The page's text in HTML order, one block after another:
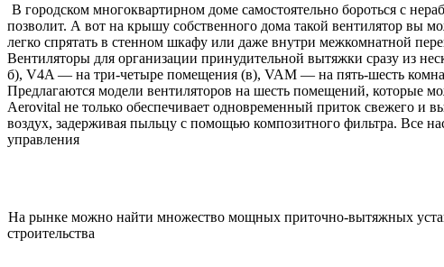
В городском многоквартирном доме самостоятельно бороться с
позволит. А вот на крышу собственного дома такой вентилятор вы
легко спрятать в стенном шкафу или даже внутри межкомнатной
Вентиляторы для организации принудительной вытяжки сразу из
б), V4A — на три-четыре помещения (в), VAM — на пять-шесть
Предлагаются модели вентиляторов на шесть помещений, которые
Aerovital не только обеспечивает одновременный приток свежего и
воздух, задерживая пыльцу с помощью композитного фильтра. Все
управления
На рынке можно найти множество мощных приточно-вытяжных
строительства